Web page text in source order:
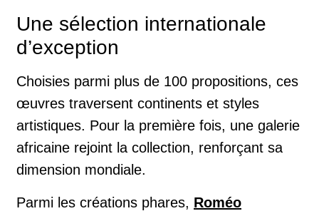
Une sélection internationale
d’exception
Choisies parmi plus de 100 propositions, ces
œuvres traversent continents et styles
artistiques. Pour la première fois, une galerie
africaine rejoint la collection, renforçant sa
dimension mondiale.
Parmi les créations phares, Roméo